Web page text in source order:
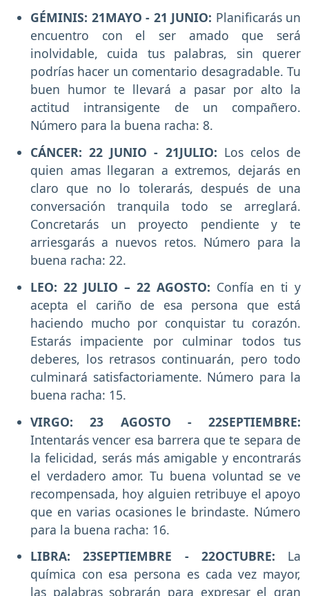
GÉMINIS: 21MAYO - 21 JUNIO: Planificarás un
encuentro con el ser amado que será
inolvidable, cuida tus palabras, sin querer
podrías hacer un comentario desagradable. Tu
buen humor te llevará a pasar por alto la
actitud intransigente de un compañero.
Número para la buena racha: 8.
CÁNCER: 22 JUNIO - 21JULIO: Los celos de
quien amas llegaran a extremos, dejarás en
claro que no lo tolerarás, después de una
conversación tranquila todo se arreglará.
Concretarás un proyecto pendiente y te
arriesgarás a nuevos retos. Número para la
buena racha: 22.
LEO: 22 JULIO – 22 AGOSTO: Confía en ti y
acepta el cariño de esa persona que está
haciendo mucho por conquistar tu corazón.
Estarás impaciente por culminar todos tus
deberes, los retrasos continuarán, pero todo
culminará satisfactoriamente. Número para la
buena racha: 15.
VIRGO: 23 AGOSTO - 22SEPTIEMBRE:
Intentarás vencer esa barrera que te separa de
la felicidad, serás más amigable y encontrarás
el verdadero amor. Tu buena voluntad se ve
recompensada, hoy alguien retribuye el apoyo
que en varias ocasiones le brindaste. Número
para la buena racha: 16.
LIBRA: 23SEPTIEMBRE - 22OCTUBRE: La
química con esa persona es cada vez mayor,
las palabras sobrarán para expresar el gran